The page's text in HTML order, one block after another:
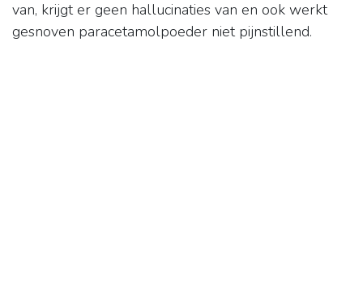
van, krijgt er geen hallucinaties van en ook werkt
gesnoven paracetamolpoeder niet pijnstillend.